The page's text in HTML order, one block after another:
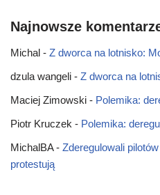
Najnowsze
Michal - Z dworca na lotnisko:
dzula wangeli - Z dworca na
Maciej Zimowski - Polemika:
Piotr Kruczek - Polemika:
MichalBA- Zderegulowali
protestują